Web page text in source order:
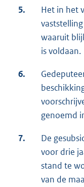
5.
Het in het
waaruit
is voldaan.
6.
genoemd
7.
De
voor drie
stand te
van de